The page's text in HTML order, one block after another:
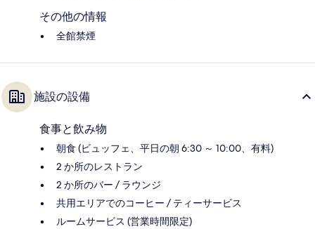
その他の情報
全館禁煙
施設の設備
食事と飲み物
朝食 (ビュッフェ、平日の朝 6:30 ～ 10:00、有料)
2 か所のレストラン
2 か所のバー / ラウンジ
共用エリアでのコーヒー / ティーサービス
ルームサービス (営業時間限定)